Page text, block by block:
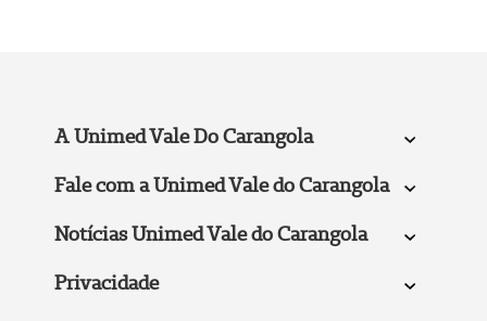
A Unimed Vale Do Carangola
Fale com a Unimed Vale do Carangola
Notícias Unimed Vale do Carangola
Privacidade